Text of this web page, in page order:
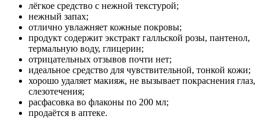
лёгкое средство с нежной текстурой;
нежный запах;
отлично увлажняет кожные покровы;
продукт содержит экстракт галльской розы, пантенол,
термальную воду, глицерин;
отрицательных отзывов почти нет;
идеальное средство для чувствительной, тонкой кожи;
хорошо удаляет макияж, не вызывает покраснения глаз,
слезотечения;
расфасовка во флаконы по 200 мл;
продаётся в аптеке.